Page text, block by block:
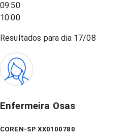
09:50
10:00
Resultados para dia 17/08
Enfermeira Osas
COREN-SP XX0100780